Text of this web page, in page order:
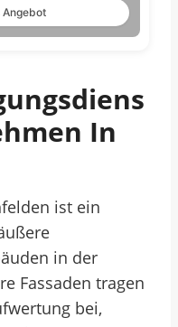
In
ist ein
in der
Fassaden tragen
bei,